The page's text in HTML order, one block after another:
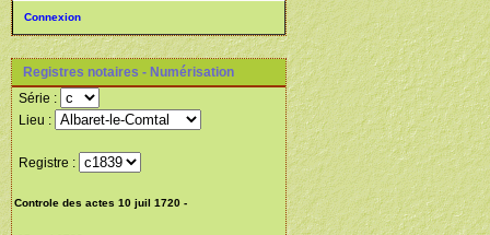
Connexion
Registres notaires - Numérisation
Série :
Lieu :
Registre :